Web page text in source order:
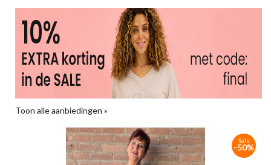
Toon alle aanbiedingen »
Sale
-50%